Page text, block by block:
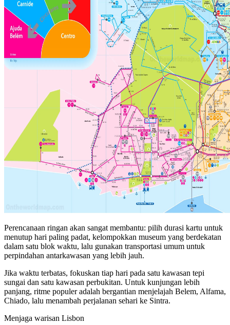
Perencanaan ringan akan sangat membantu: pilih durasi kartu untuk
menutup hari paling padat, kelompokkan museum yang berdekatan
dalam satu blok waktu, lalu gunakan transportasi umum untuk
perpindahan antarkawasan yang lebih jauh.
Jika waktu terbatas, fokuskan tiap hari pada satu kawasan tepi
sungai dan satu kawasan perbukitan. Untuk kunjungan lebih
panjang, ritme populer adalah bergantian menjelajah Belem, Alfama,
Chiado, lalu menambah perjalanan sehari ke Sintra.
Menjaga warisan Lisbon